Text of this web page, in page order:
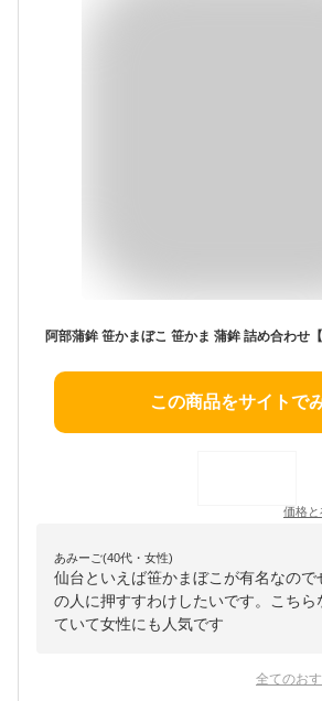
この商品をサイトで
価格と
あみーご(40代・女性)
仙台といえば笹かまぼこが有名なので
の人に押すすわけしたいです。こちら
ていて女性にも人気です
全てのお